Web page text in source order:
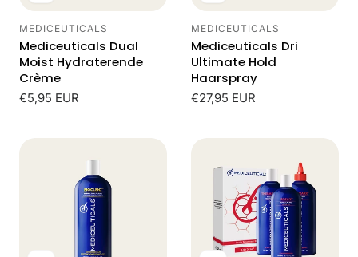
Leverancier:
MEDICEUTICALS
Mediceuticals Dual
Moist Hydraterende
Crème
Normale
€5,95 EUR
Leverancier:
MEDICEUTICALS
Mediceuticals Dri
Ultimate Hold
Haarspray
Normale
€27,95 EUR